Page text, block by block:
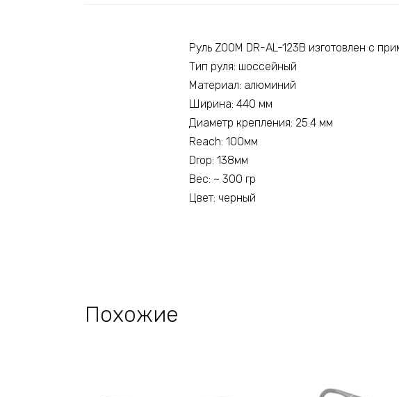
Руль ZOOM DR-AL-123B изготовлен с
Тип руля: шоссейный
Материал: алюминий
Ширина: 440 мм
Диаметр крепления: 25.4 мм
Reach: 100мм
Drop: 138мм
Вес: ~ 300 гр
Цвет: черный
Похожие